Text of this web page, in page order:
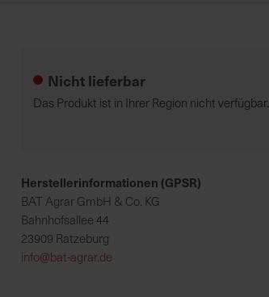
Nicht lieferbar
Das Produkt ist in Ihrer Region nicht verfügbar.
Herstellerinformationen (GPSR)
BAT Agrar GmbH & Co. KG
Bahnhofsallee 44
23909 Ratzeburg
info@bat-agrar.de